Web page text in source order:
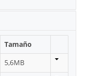
Tamaño
5,6MB